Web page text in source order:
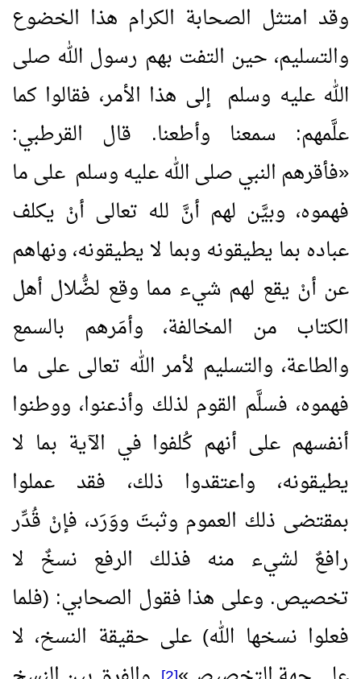
وقد امتثل الصحابة الكرام هذا الخضوع
والتسليم، حين التفت بهم رسول الله صلى
الله عليه وسلم إلى هذا الأمر، فقالوا كما
علَّمهم: سمعنا وأطعنا. قال القرطبي:
«فأقرهم النبي صلى الله عليه وسلم على ما
فهموه، وبيَّن لهم أنَّ لله تعالى أنْ يكلف
عباده بما يطيقونه وبما لا يطيقونه، ونهاهم
عن أنْ يقع لهم شيء مما وقع لضُّلال أهل
الكتاب من المخالفة، وأمَرهم بالسمع
والطاعة، والتسليم لأمر الله تعالى على ما
فهموه، فسلَّم القوم لذلك وأذعنوا، ووطنوا
أنفسهم على أنهم كُلفوا في الآية بما لا
يطيقونه، واعتقدوا ذلك، فقد عملوا
بمقتضى ذلك العموم وثبتَ ووَرَد، فإنْ قُدِّر
رافعٌ لشيء منه فذلك الرفع نسخٌ لا
تخصيص. وعلى هذا فقول الصحابي: (فلما
فعلوا نسخها الله) على حقيقة النسخ، لا